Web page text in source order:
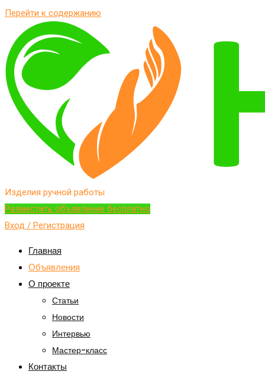
Перейти к содержанию
Изделия ручной работы
Разместить объявление бесплатно
Вход / Регистрация
Главная
Объявления
О проекте
Статьи
Новости
Интервью
Мастер-класс
Контакты